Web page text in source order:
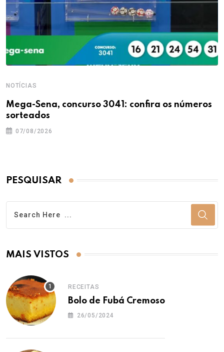
NOTÍCIAS
Mega-Sena, concurso 3041: confira os números
sorteados
07/08/2026
PESQUISAR
MAIS VISTOS
RECEITAS
Bolo de Fubá Cremoso
26/05/2024